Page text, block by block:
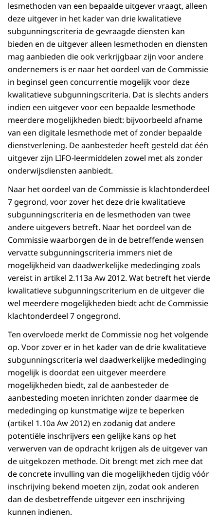
lesmethoden van een bepaalde uitgever vraagt, alleen
deze uitgever in het kader van drie kwalitatieve
subgunningscriteria de gevraagde diensten kan
bieden en de uitgever alleen lesmethoden en diensten
mag aanbieden die ook verkrijgbaar zijn voor andere
ondernemers is er naar het oordeel van de Commissie
in beginsel geen concurrentie mogelijk voor deze
kwalitatieve subgunningscriteria. Dat is slechts anders
indien een uitgever voor een bepaalde lesmethode
meerdere mogelijkheden biedt: bijvoorbeeld afname
van een digitale lesmethode met of zonder bepaalde
dienstverlening. De aanbesteder heeft gesteld dat één
uitgever zijn LIFO-leermiddelen zowel met als zonder
onderwijsdiensten aanbiedt.
Naar het oordeel van de Commissie is klachtonderdeel
7 gegrond, voor zover het deze drie kwalitatieve
subgunningscriteria en de lesmethoden van twee
andere uitgevers betreft. Naar het oordeel van de
Commissie waarborgen de in de betreffende wensen
vervatte subgunningscriteria immers niet de
mogelijkheid van daadwerkelijke mededinging zoals
vereist in artikel 2.113a Aw 2012. Wat betreft het vierde
kwalitatieve subgunningscriterium en de uitgever die
wel meerdere mogelijkheden biedt acht de Commissie
klachtonderdeel 7 ongegrond.
Ten overvloede merkt de Commissie nog het volgende
op. Voor zover er in het kader van de drie kwalitatieve
subgunningscriteria wel daadwerkelijke mededinging
mogelijk is doordat een uitgever meerdere
mogelijkheden biedt, zal de aanbesteder de
aanbesteding moeten inrichten zonder daarmee de
mededinging op kunstmatige wijze te beperken
(artikel 1.10a Aw 2012) en zodanig dat andere
potentiële inschrijvers een gelijke kans op het
verwerven van de opdracht krijgen als de uitgever van
de uitgekozen methode. Dit brengt met zich mee dat
de concrete invulling van die mogelijkheden tijdig vóór
inschrijving bekend moeten zijn, zodat ook anderen
dan de desbetreffende uitgever een inschrijving
kunnen indienen.